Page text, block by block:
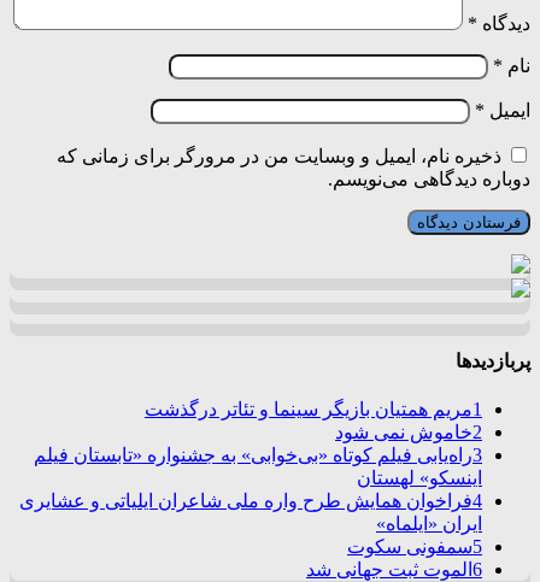
دیدگاه *
نام *
ایمیل *
ذخیره نام، ایمیل و وبسایت من در مرورگر برای زمانی که
دوباره دیدگاهی می‌نویسم.
پربازدیدها
1مریم همتیان بازیگر سینما و تئاتر درگذشت
2خاموش نمی شود
3راه‌یابی فیلم کوتاه «بی‌خوابی» به جشنواره «تابستان فیلم
اینسکو» لهستان
4فراخوان همایش طرح واره ملی شاعران ایلیاتی و عشایری
ایران «ایلماه»
5سمفونی سکوت
6 الموت ثبت جهانی شد